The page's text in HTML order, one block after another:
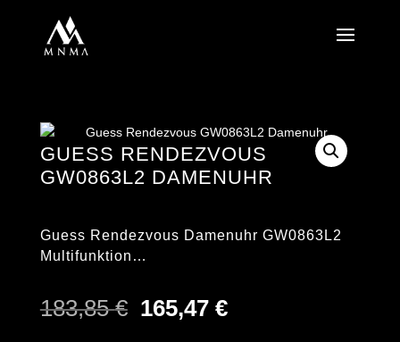
GUESS RENDEZVOUS
GW0863L2 DAMENUHR
Guess Rendezvous Damenuhr GW0863L2
Multifunktion…
183,85€ Ursprünglicher
Preis
165,47 €Aktueller